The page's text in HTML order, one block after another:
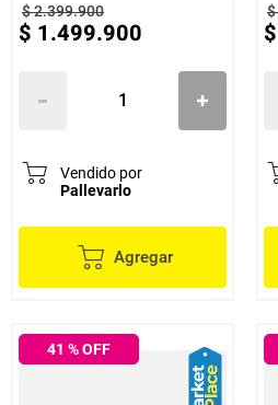
$2.399.900
$ 1.499.900
Vendido por
Pallevarlo
Agregar
$
$
41 % OFF